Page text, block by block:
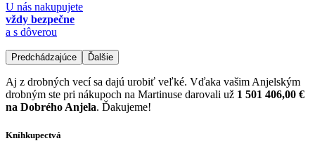
U nás nakupujete
vždy bezpečne
a s dôverou
Predchádzajúce Ďalšie
Aj z drobných vecí sa dajú urobiť veľké. Vďaka vašim Anjelským
drobným ste pri nákupoch na Martinuse darovali už 1 501 406,00 €
na Dobrého Anjela. Ďakujeme!
Kníhkupectvá